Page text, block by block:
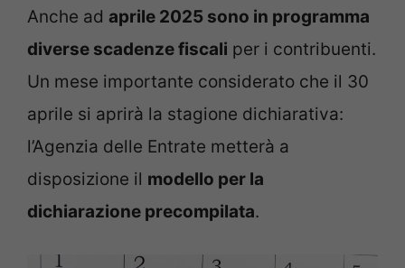
Anche ad aprile 2025 sono in programma
diverse scadenze fiscali per i contribuenti.
Un mese importante considerato che il 30
aprile si aprirà la stagione dichiarativa:
l’Agenzia delle Entrate metterà a
disposizione il modello per la
dichiarazione precompilata.